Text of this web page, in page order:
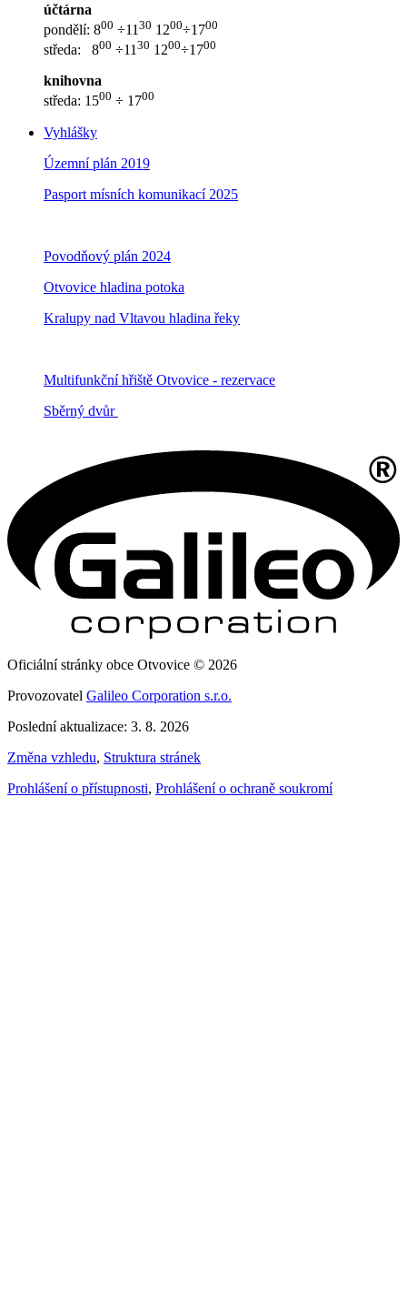
účtárna
pondělí: 800 ÷11 30 1200÷1700
středa: 800 ÷1130 1200÷1700
knihovna
středa: 1500 ÷ 1700
Vyhlášky
Územní plán 2019
Pasport mísních komunikací 2025
Povodňový plán 2024
Otvovice hladina potoka
Kralupy nad Vltavou hladina řeky
Multifunkční hřiště Otvovice - rezervace
Sběrný dvůr
Oficiální stránky obce Otvovice © 2026
Provozovatel Galileo Corporation s.r.o.
Poslední aktualizace: 3. 8. 2026
Změna vzhledu, Struktura stránek
Prohlášení o přístupnosti, Prohlášení o ochraně soukromí